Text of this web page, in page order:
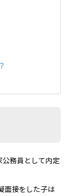
務員として内定
面接をした子は